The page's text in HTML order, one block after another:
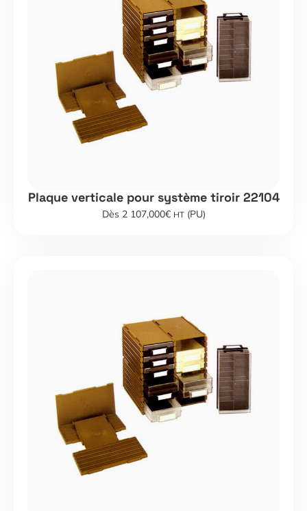
Plaque verticale pour système tiroir 22104
Dès 2 107,000€ HT(PU)